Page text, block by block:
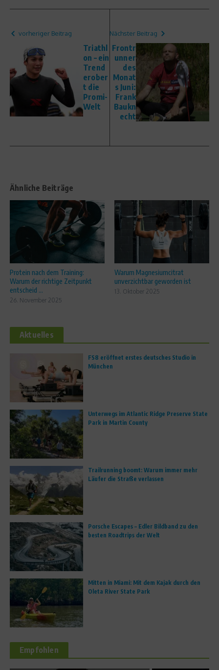
vorheriger Beitrag
Triathl
on – ein
Trend
erober
t die
Promi-
Welt
Nächster Beitrag
Frontr
unner
des
Monat
s Juni:
Frank
Baukn
echt
Ähnliche Beiträge
Protein nach dem Training:
Warum der richtige Zeitpunkt
entscheid ...
26. November 2025
Warum Magnesiumcitrat
unverzichtbar geworden ist
13. Oktober 2025
Aktuelles
FS8 eröffnet erstes deutsches Studio in
München
Unterwegs im Atlantic Ridge Preserve State
Park in Martin County
Trailrunning boomt: Warum immer mehr
Läufer die Straße verlassen
Porsche Escapes – Edler Bildband zu den
besten Roadtrips der Welt
Mitten in Miami: Mit dem Kajak durch den
Oleta River State Park
Empfohlen